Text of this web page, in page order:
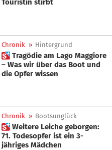
Touristin stirbt
Chronik » Hintergrund
 Tragödie am Lago Maggiore
– Was wir über das Boot und
die Opfer wissen
Chronik » Bootsunglück
 Weitere Leiche geborgen:
71. Todesopfer ist ein 3-
jähriges Mädchen